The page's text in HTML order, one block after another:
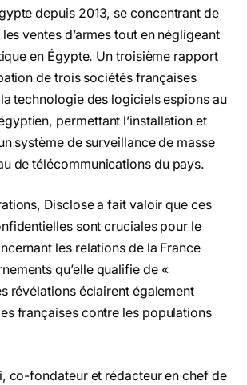
depuis 2013, se concentrant de
ventes d’armes tout en négligeant
en Égypte. Un troisième rapport
de trois sociétés françaises
technologie des logiciels espions au
permettant l’installation et
système de surveillance de masse
de télécommunications du pays.
Disclose a fait valoir que ces
sont cruciales pour le
les relations de la France
qu’elle qualifie de «
révélations éclairent également
françaises contre les populations
co-fondateur et rédacteur en chef de